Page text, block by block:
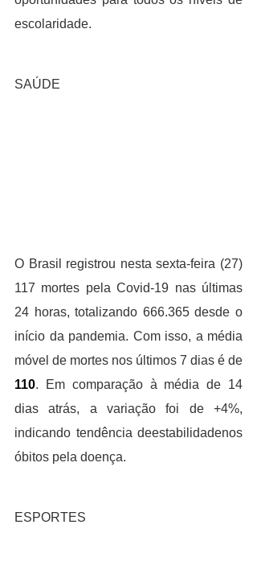
escolaridade.
SAÚDE
O Brasil registrou nesta sexta-feira (27)
117 mortes pela Covid-19 nas últimas
24 horas, totalizando 666.365 desde o
início da pandemia. Com isso, a média
110. Em comparação à média de 14
dias atrás, a variação foi de +4%,
indicando tendência deestabilidadenos
óbitos pela doença.
ESPORTES